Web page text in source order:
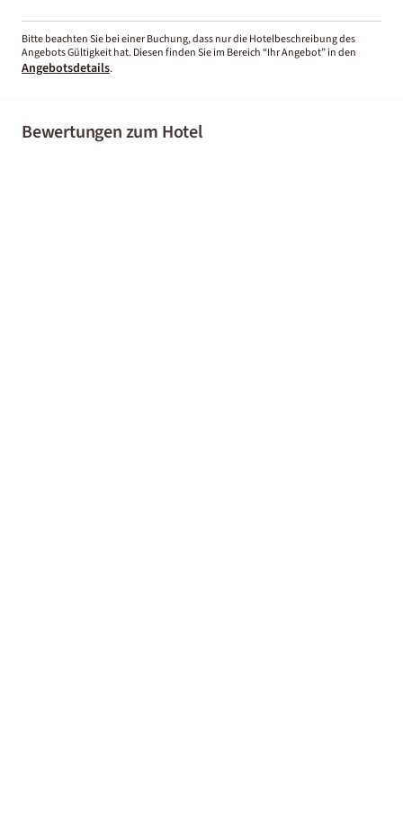
Bitte beachten Sie bei einer Buchung, dass nur die Hotelbeschreibung des
Angebots Gültigkeit hat. Diesen finden Sie im Bereich “Ihr Angebot” in den
Angebotsdetails.
Bewertungen zum Hotel